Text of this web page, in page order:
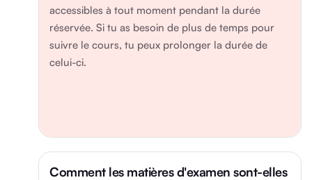
accessibles à tout moment pendant la durée
réservée. Si tu as besoin de plus de temps pour
suivre le cours, tu peux prolonger la durée de
celui-ci.
Comment les matières d'examen sont-elles